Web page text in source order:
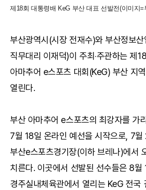
제18회 대통령배 KeG 부산 대표 선발전(이미지=
부산광역시(시장 전재수)와 부산정보
직무대리 이재덕)이 주최‧주관하는 제
아마추어 e스포츠 대회(KeG) 부산 지
열린다.
부산 아마추어 e스포츠의 최강자를 가
7월 18일 온라인 예선을 시작으로, 7월
부산e스포츠경기장(이하 브레나)에서
치른다. 이곳에서 선발된 선수들은 8월
경주실내체육관에서 열리는 KeG 전국